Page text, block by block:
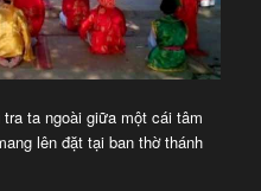
ta ngoài giữa một cái tâm
lên đặt tại ban thờ thánh